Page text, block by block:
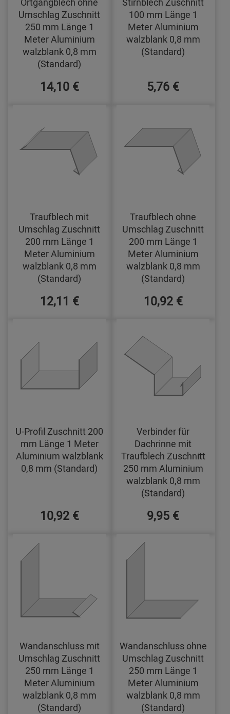
Umschlag Zuschnitt
250 mm Länge 1
Meter Aluminium
walzblank 0,8 mm
(Standard)
14,10 €
100 mm Länge 1
Meter Aluminium
walzblank 0,8 mm
(Standard)
5,76 €
Traufblech mit
Umschlag Zuschnitt
200 mm Länge 1
Meter Aluminium
walzblank 0,8 mm
(Standard)
12,11 €
Traufblech ohne
Umschlag Zuschnitt
200 mm Länge 1
Meter Aluminium
walzblank 0,8 mm
(Standard)
10,92 €
U-Profil Zuschnitt 200
mm Länge 1 Meter
Aluminium walzblank
0,8 mm (Standard)
10,92 €
Verbinder für
Dachrinne mit
Traufblech Zuschnitt
250 mm Aluminium
walzblank 0,8 mm
(Standard)
9,95 €
Wandanschluss mit
Umschlag Zuschnitt
250 mm Länge 1
Meter Aluminium
walzblank 0,8 mm
(Standard)
Wandanschluss ohne
Umschlag Zuschnitt
250 mm Länge 1
Meter Aluminium
walzblank 0,8 mm
(Standard)